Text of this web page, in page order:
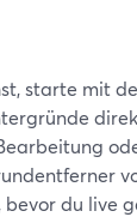
starte mit
du live